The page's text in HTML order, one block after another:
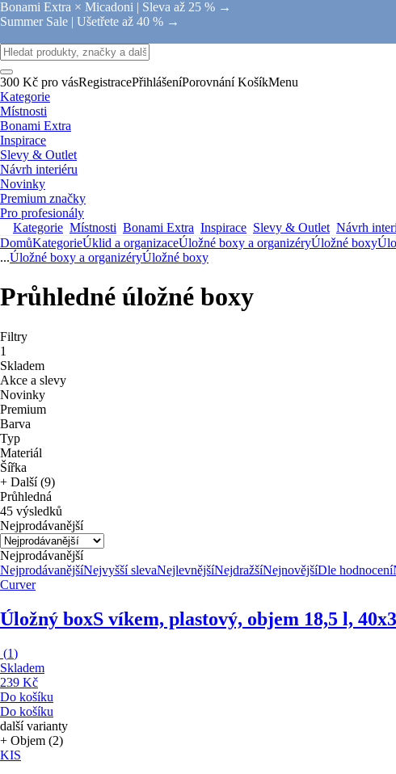
Bonami Extra × Micadoni | Sleva až 25 % →
Summer Sale | Ušetřete až 40 % →
300 Kč pro vásRegistracePřihlášeníPorovnání KošíkMenu
Kategorie
Místnosti
Bonami Extra
Inspirace
Slevy & Outlet
Návrh interiéru
Novinky
Premium značky
Pro profesionály
Kategorie Místnosti Bonami Extra Inspirace Slevy & Outlet Návrh
DomůKategorieÚklid a organizaceÚložné boxy a organizéryÚložné boxy
...Úložné boxy a organizéryÚložné boxy
Průhledné úložné boxy
Filtry
1
Skladem
Akce a slevy
Novinky
Premium
Barva
Typ
Materiál
Šířka
+ Další (9)
Průhledná
45 výsledků
Nejprodávanější
Nejprodávanější
NejprodávanějšíNejvyšší slevaNejlevnějšíNejdražšíNejnovějšíDle hodnocení
Curver
Úložný boxS víkem, plastový, objem 18,5 l,
(1)
Skladem
239 Kč
Do košíku
Do košíku
další varianty
+ Objem (2)
KIS